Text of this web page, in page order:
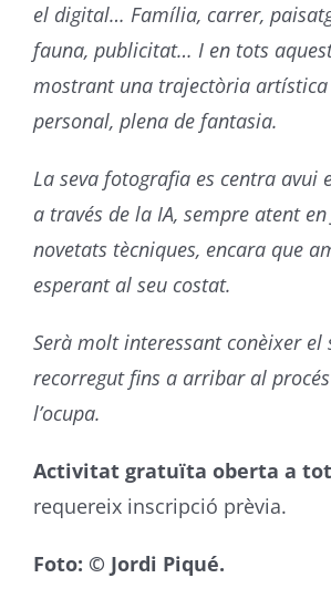
el digital… Família, carrer,
fauna, publicitat… I en tots
mostrant una trajectòria
personal, plena de fantasia.
La seva fotografia es centra avui
a través de la IA, sempre atent
novetats tècniques, encara que
esperant al seu costat.
Serà molt interessant conèixer el
recorregut fins a arribar al
l’ocupa.
Activitat gratuïta oberta a
requereix inscripció prèvia.
Foto: © Jordi Piqué.